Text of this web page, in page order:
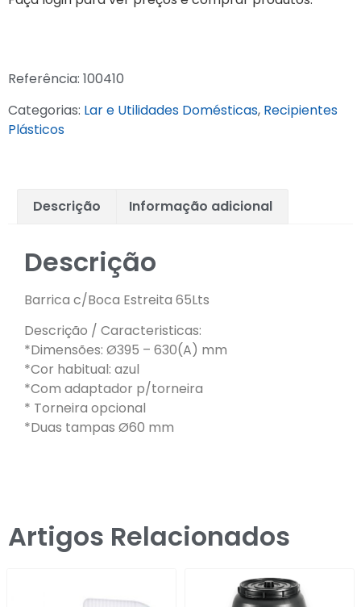
Referência: 100410
Categorias: Lar e Utilidades Domésticas, Recipientes
Plásticos
Descrição Informação adicional
Descrição
Barrica c/Boca Estreita 65Lts
Descrição / Caracteristicas:
*Dimensões: Ø395 – 630(A) mm
*Cor habitual: azul
*Com adaptador p/torneira
* Torneira opcional
*Duas tampas Ø60 mm
Artigos Relacionados